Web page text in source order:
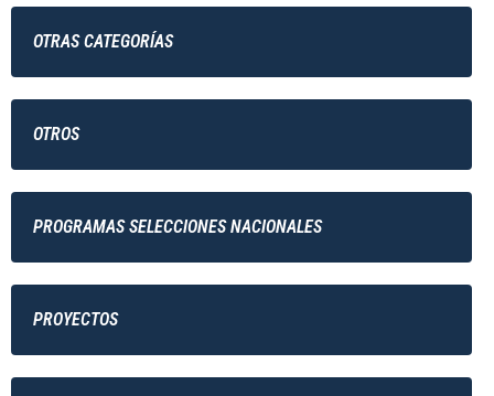
OTRAS CATEGORÍAS
OTROS
PROGRAMAS SELECCIONES NACIONALES
PROYECTOS